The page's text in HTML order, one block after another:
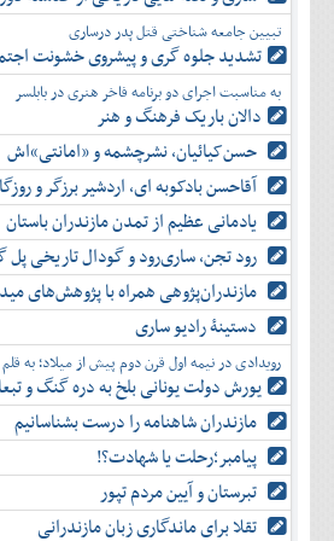
آذر
دی
بهمن
اسفند
تبیین جامعه شناختی قتل پدر درساری
تشدید جلوه‌ گری و پیشروی خشونت
به مناسبت اجرای دو برنامه فاخر هنری در بابلسر
دالان باریک فرهنگ و هنر
حسن‌کیائیان، نشرچشمه و «امانتی»اش
آقاحسن بادکوبه ای، اردشیر برزگر و
یادمانی عظیم از تمدن مازندران باستان
رود تجن، ساری‌رود و گودال تاریخی
مازندران‌پژوهی همراه با پژوهش‌های
دستینۀ رادیو ساری
رویدادی در نیمه اول قرن دوم پیش از میلاد؛ به
یورش دولت یونانی بلخ به دره گنگ و
مازندران شاهنامه را درست بشناسانیم
پیامبر؛رحلت یا شهادت؟!
تبرستان و آیین مردم تپور
تقلا برای ماندگاری زبان مازندرانی